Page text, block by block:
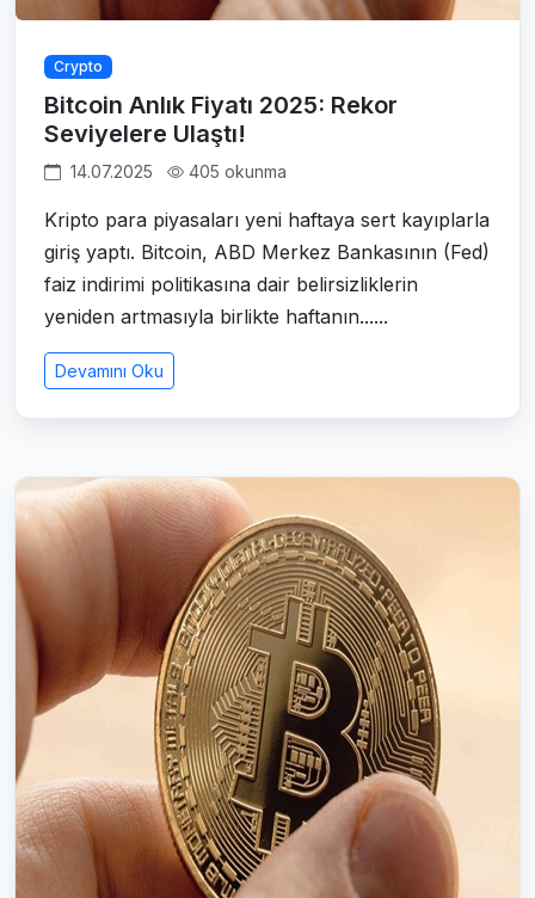
Crypto
Bitcoin Anlık Fiyatı 2025: Rekor
Seviyelere Ulaştı!
14.07.2025 405 okunma
Kripto para piyasaları yeni haftaya sert kayıplarla
giriş yaptı. Bitcoin, ABD Merkez Bankasının (Fed)
faiz indirimi politikasına dair belirsizliklerin
yeniden artmasıyla birlikte haftanın......
Devamını Oku